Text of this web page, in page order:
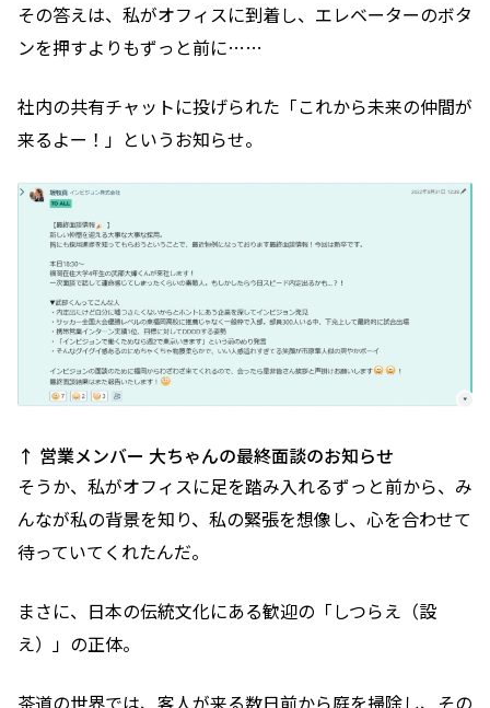
その答えは、私がオフィスに到着し、エレベーターのボタ
ンを押すよりもずっと前に……
社内の共有チャットに投げられた「これから未来の仲間が
来るよー！」というお知らせ。
↑ 営業メンバー 大ちゃんの最終面談のお知らせ
そうか、私がオフィスに足を踏み入れるずっと前から、み
んなが私の背景を知り、私の緊張を想像し、心を合わせて
待っていてくれたんだ。
まさに、日本の伝統文化にある歓迎の「しつらえ（設
え）」の正体。
茶道の世界では、客人が来る数日前から庭を掃除し、その